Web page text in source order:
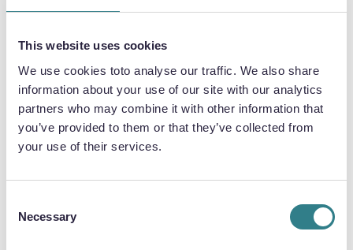
This website uses cookies
We use cookies toto analyse our traffic. We also share
information about your use of our site with our analytics
partners who may combine it with other information that
you’ve provided to them or that they’ve collected from
your use of their services.
Selection
Necessary
KOMPLEXES DESIGN OHNE
KOSTENNACHTEIL
Das chemische Ätzen rationalisiert die
Produktion durch die gleichzeitige
vielen Merkmalen oft abgeschlossen ist, bevor